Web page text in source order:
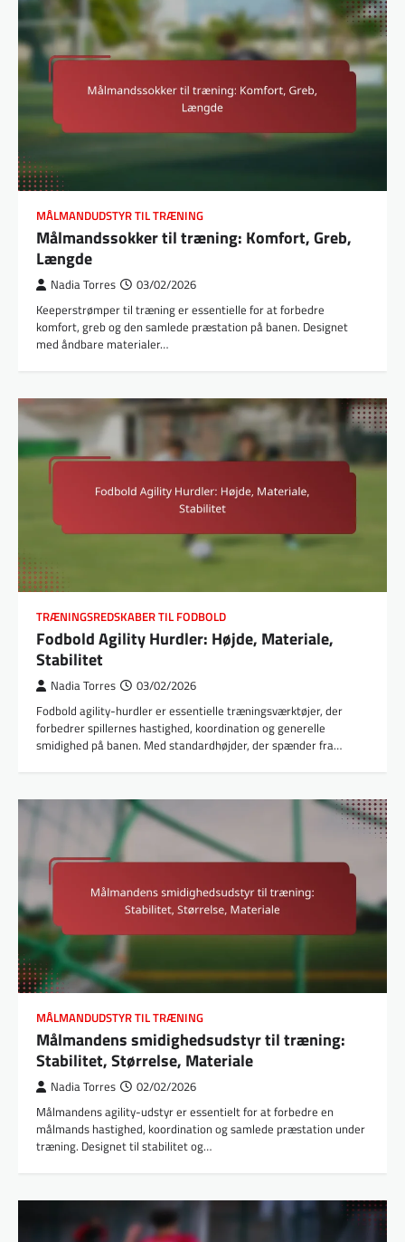
MÅLMANDUDSTYR TIL TRÆNING
Målmandssokker til træning: Komfort, Greb,
Længde
Nadia Torres 03/02/2026
Keeperstrømper til træning er essentielle for at forbedre
komfort, greb og den samlede præstation på banen. Designet
med åndbare materialer…
TRÆNINGSREDSKABER TIL FODBOLD
Fodbold Agility Hurdler: Højde, Materiale,
Stabilitet
Nadia Torres 03/02/2026
Fodbold agility-hurdler er essentielle træningsværktøjer, der
forbedrer spillernes hastighed, koordination og generelle
smidighed på banen. Med standardhøjder, der spænder fra…
MÅLMANDUDSTYR TIL TRÆNING
Målmandens smidighedsudstyr til træning:
Stabilitet, Størrelse, Materiale
Nadia Torres 02/02/2026
Målmandens agility-udstyr er essentielt for at forbedre en
målmands hastighed, koordination og samlede præstation under
træning. Designet til stabilitet og…